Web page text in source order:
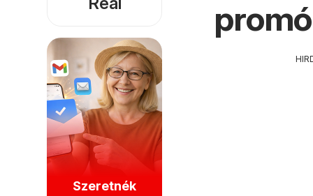
Szeretnék